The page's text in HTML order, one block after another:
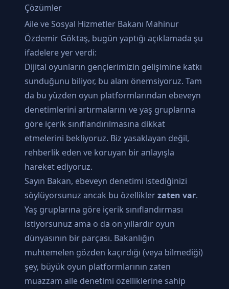
Çözümler
Aile ve Sosyal Hizmetler Bakanı Mahinur
Özdemir Göktaş, bugün yaptığı açıklamada şu
ifadelere yer verdi:
Dijital oyunların gençlerimizin gelişimine katkı
sunduğunu biliyor, bu alanı önemsiyoruz. Tam
da bu yüzden oyun platformlarından ebeveyn
denetimlerini artırmalarını ve yaş gruplarına
göre içerik sınıflandırılmasına dikkat
etmelerini bekliyoruz. Biz yasaklayan değil,
rehberlik eden ve koruyan bir anlayışla
hareket ediyoruz.
Sayın Bakan, ebeveyn denetimi istediğinizi
söylüyorsunuz ancak bu özelliklerzaten var.
Yaş gruplarına göre içerik sınıflandırması
istiyorsunuz ama o da on yıllardır oyun
dünyasının bir parçası. Bakanlığın
muhtemelen gözden kaçırdığı (veya bilmediği)
şey, büyük oyun platformlarının zaten
muazzam aile denetimi özelliklerine sahip